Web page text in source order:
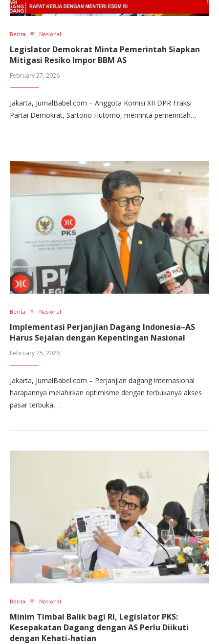
Berita Nasional
Legislator Demokrat Minta Pemerintah Siapkan
Mitigasi Resiko Impor BBM AS
February 27, 2026
Jakarta, JurnalBabel.com – Anggota Komisi XII DPR Fraksi
Partai Demokrat, Sartono Hutomo, meminta pemerintah…
Berita Nasional
Implementasi Perjanjian Dagang Indonesia–AS
Harus Sejalan dengan Kepentingan Nasional
February 25, 2026
Jakarta, JurnalBabel.com – Perjanjian dagang internasional
harapannya melahirkan optimisme dengan terbukanya akses
pasar terbuka,…
Berita Nasional
Minim Timbal Balik bagi RI, Legislator PKS:
Kesepakatan Dagang dengan AS Perlu Diikuti
dengan Kehati-hatian